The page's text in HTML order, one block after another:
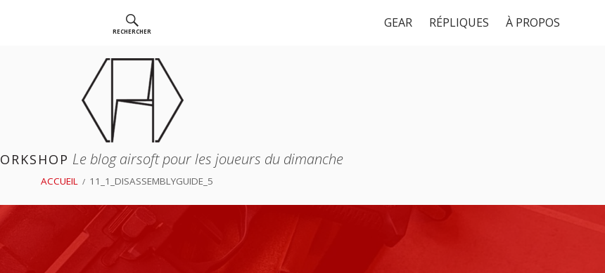
RECHERCHER
GEAR RÉPLIQUES À PROPOS
Le blog airsoft pour les joueurs du dimanche
ACCUEIL 11_1_DISASSEMBLYGUIDE_5